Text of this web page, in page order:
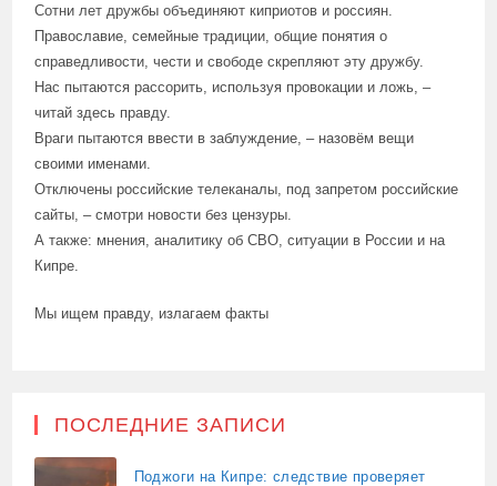
Сотни лет дружбы объединяют киприотов и россиян.
Православие, семейные традиции, общие понятия о
справедливости, чести и свободе скрепляют эту дружбу.
Нас пытаются рассорить, используя провокации и ложь, –
читай здесь правду.
Враги пытаются ввести в заблуждение, – назовём вещи
своими именами.
Отключены российские телеканалы, под запретом российские
сайты, – смотри новости без цензуры.
А также: мнения, аналитику об СВО, ситуации в России и на
Кипре.
Мы ищем правду, излагаем факты
ПОСЛЕДНИЕ ЗАПИСИ
Поджоги на Кипре: следствие проверяет